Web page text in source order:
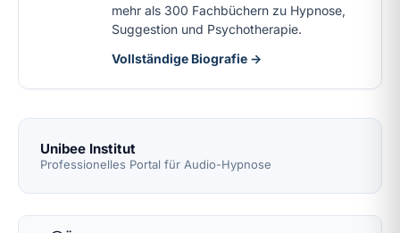
mehr als 300 Fachbüchern zu Hypnose,
Suggestion und Psychotherapie.
Vollständige Biografie →
Unibee Institut
Professionelles Portal für Audio-Hypnose